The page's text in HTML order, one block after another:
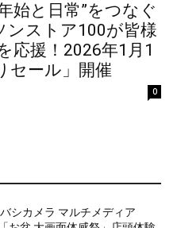
始と日常”をつなぐ
ストア100が皆様
応援！2026年1月1
セール」開催
0
シカメラ マルチメディア